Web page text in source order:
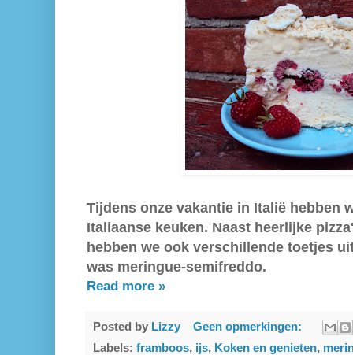
Tijdens onze vakantie in Italië hebben
Italiaanse keuken. Naast heerlijke
hebben we ook verschillende toetjes
was meringue-semifreddo.
Read more »
Posted by Lizzy
Geen opmerkingen:
Labels: framboos, ijs, Koken en genieten,